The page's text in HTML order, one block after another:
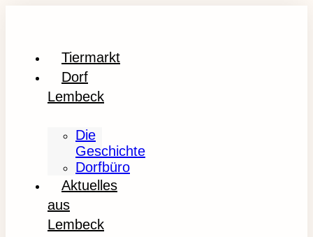
Tiermarkt
Dorf
Lembeck
Die
Geschichte
Dorfbüro
Aktuelles
aus
Lembeck